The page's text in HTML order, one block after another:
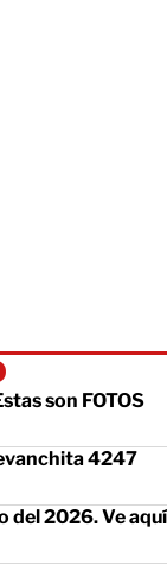
son FOTOS
4247
del 2026. Ve aquí